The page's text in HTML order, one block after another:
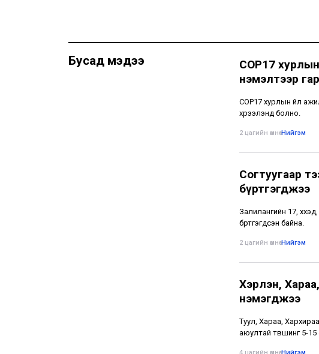
Бусад мэдээ
СОР17
нэмэлтээр
СОР17 хурлын үйл
хүрээлэнд болно.
2 цагийн өмнө•Нийгэм
Согтуугаар
бүртгэгджээ
Залилангийн 17,
бүртгэгдсэн байна.
2 цагийн өмнө•Нийгэм
Хэрлэн,
нэмэгджээ
Туул, Хараа,
аюултай түвшинг 5-15
4 цагийн өмнө•Нийгэм